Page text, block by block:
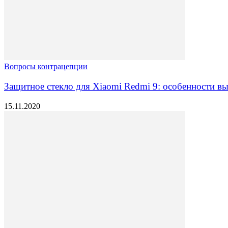
Вопросы контрацепции
Защитное стекло для Xiaomi Redmi 9: особенности
15.11.2020